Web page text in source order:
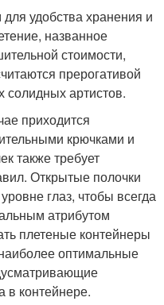
удобства хранения и
названное
стоимости,
прерогативой
артистов.
приходится
крючками и
также требует
Открытые полочки
глаз, чтобы всегда
атрибутом
плетеные контейнеры
оптимальные
в контейнере.